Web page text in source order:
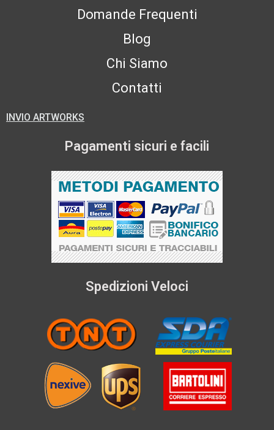
Domande Frequenti
Blog
Chi Siamo
Contatti
INVIO ARTWORKS
Pagamenti sicuri e facili
Spedizioni Veloci